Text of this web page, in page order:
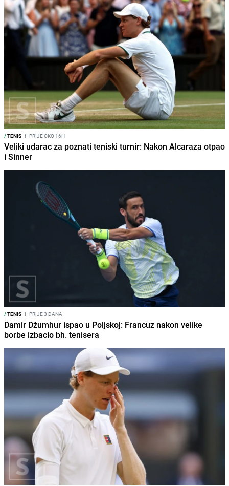
/TENIS I PRIJE OKO 16H
Veliki udarac za poznati teniski turnir: Nakon Alcaraza otpao
i Sinner
/TENIS I PRIJE 3 DANA
Damir Džumhur ispao u Poljskoj: Francuz nakon velike
borbe izbacio bh. tenisera